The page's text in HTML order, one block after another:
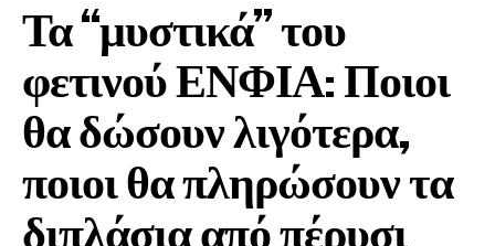
Τα “μυστικά” του
φετινού ΕΝΦΙΑ: Ποιοι
θα δώσουν λιγότερα,
ποιοι θα πληρώσουν τα
διπλάσια από πέρυσι